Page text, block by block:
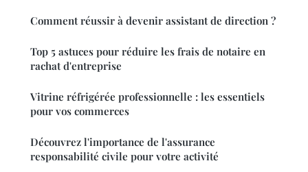
Comment réussir à devenir assistant de direction ?
Top 5 astuces pour réduire les frais de notaire en
rachat d'entreprise
Vitrine réfrigérée professionnelle : les essentiels
pour vos commerces
Découvrez l'importance de l'assurance
responsabilité civile pour votre activité